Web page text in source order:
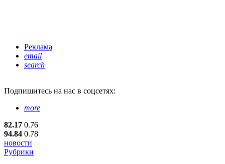
Реклама
email
search
Подпишитесь на нас в соцсетях:
more
82.17 0.76
94.84 0.78
новости
Рубрики